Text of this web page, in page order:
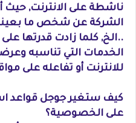
ناشطة على الانترنت, حيث
الشركة عن شخص ما
..الخ, كلما زادت قدرتها
الخدمات التي تناسبه
للانترنت أو تفاعله على
كيف ستغير جوجل قواعد
على الخصوصية؟